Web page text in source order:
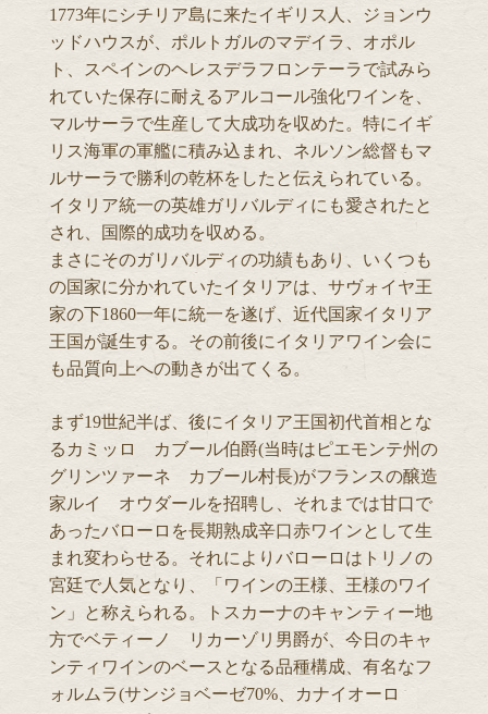
1773年にシチリア島に来たイギリス人、ジョンウ
ッドハウスが、ポルトガルのマデイラ、オポル
ト、スペインのヘレスデラフロンテーラで試みら
れていた保存に耐えるアルコール強化ワインを、
マルサーラで生産して大成功を収めた。特にイギ
リス海軍の軍艦に積み込まれ、ネルソン総督もマ
ルサーラで勝利の乾杯をしたと伝えられている。
イタリア統一の英雄ガリバルディにも愛されたと
され、国際的成功を収める。
まさにそのガリバルディの功績もあり、いくつも
の国家に分かれていたイタリアは、サヴォイヤ王
家の下1860一年に統一を遂げ、近代国家イタリア
王国が誕生する。その前後にイタリアワイン会に
も品質向上への動きが出てくる。
まず19世紀半ば、後にイタリア王国初代首相とな
るカミッロ カブール伯爵(当時はピエモンテ州の
グリンツァーネ カブール村長)がフランスの醸造
家ルイ オウダールを招聘し、それまでは甘口で
あったバローロを長期熟成辛口赤ワインとして生
まれ変わらせる。それによりバローロはトリノの
宮廷で人気となり、「ワインの王様、王様のワイ
ン」と称えられる。トスカーナのキャンティー地
方でベティーノ リカーゾリ男爵が、今日のキャ
ンティワインのベースとなる品種構成、有名なフ
ォルムラ(サンジョベーゼ70%、カナイオーロ